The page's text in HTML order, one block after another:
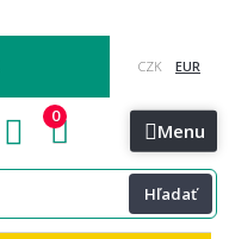
Menu
Hľadať
0